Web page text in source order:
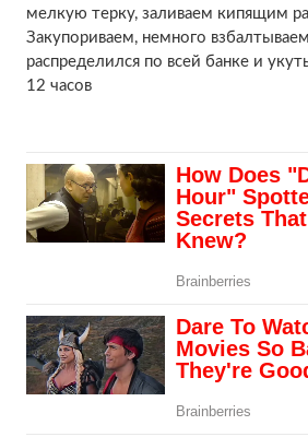
мелкую терку, заливаем кипящим
Закупориваем, немного
распределился по всей банке и
12 часов